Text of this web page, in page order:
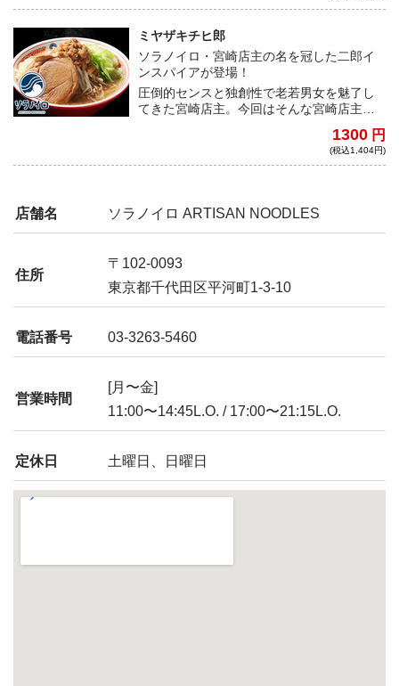
ミヤザキチヒ郎
ソラノイロ・宮崎店主の名を冠した二郎イ
ンスパイアが登場！
圧倒的センスと独創性で老若男女を魅了し
てきた宮崎店主。今回はそんな宮崎店主が
王道ながらもセンスが垣間見える、極上の
1300 円
(税込1,404円)
店舗名 ソラノイロ ARTISAN NOODLES
住所
〒102-0093
東京都千代田区平河町1-3-10
電話番号 03-3263-5460
営業時間
[月〜金]
11:00〜14:45L.O. / 17:00〜21:15L.O.
定休日 土曜日、日曜日